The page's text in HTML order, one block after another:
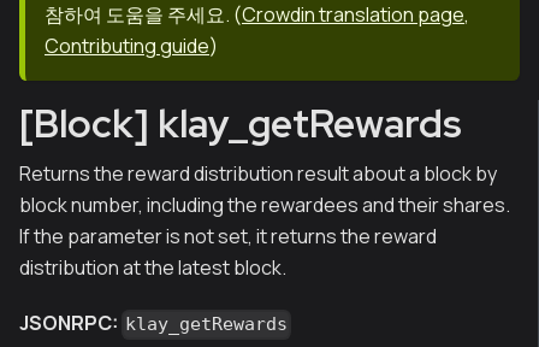
참하여 도움을 주세요. (Crowdin translation page,
Contributing guide)
[Block] klay_getRewards
Returns the reward distribution result about a block by
block number, including the rewardees and their shares.
If the parameter is not set, it returns the reward
distribution at the latest block.
JSONRPC: klay_getRewards